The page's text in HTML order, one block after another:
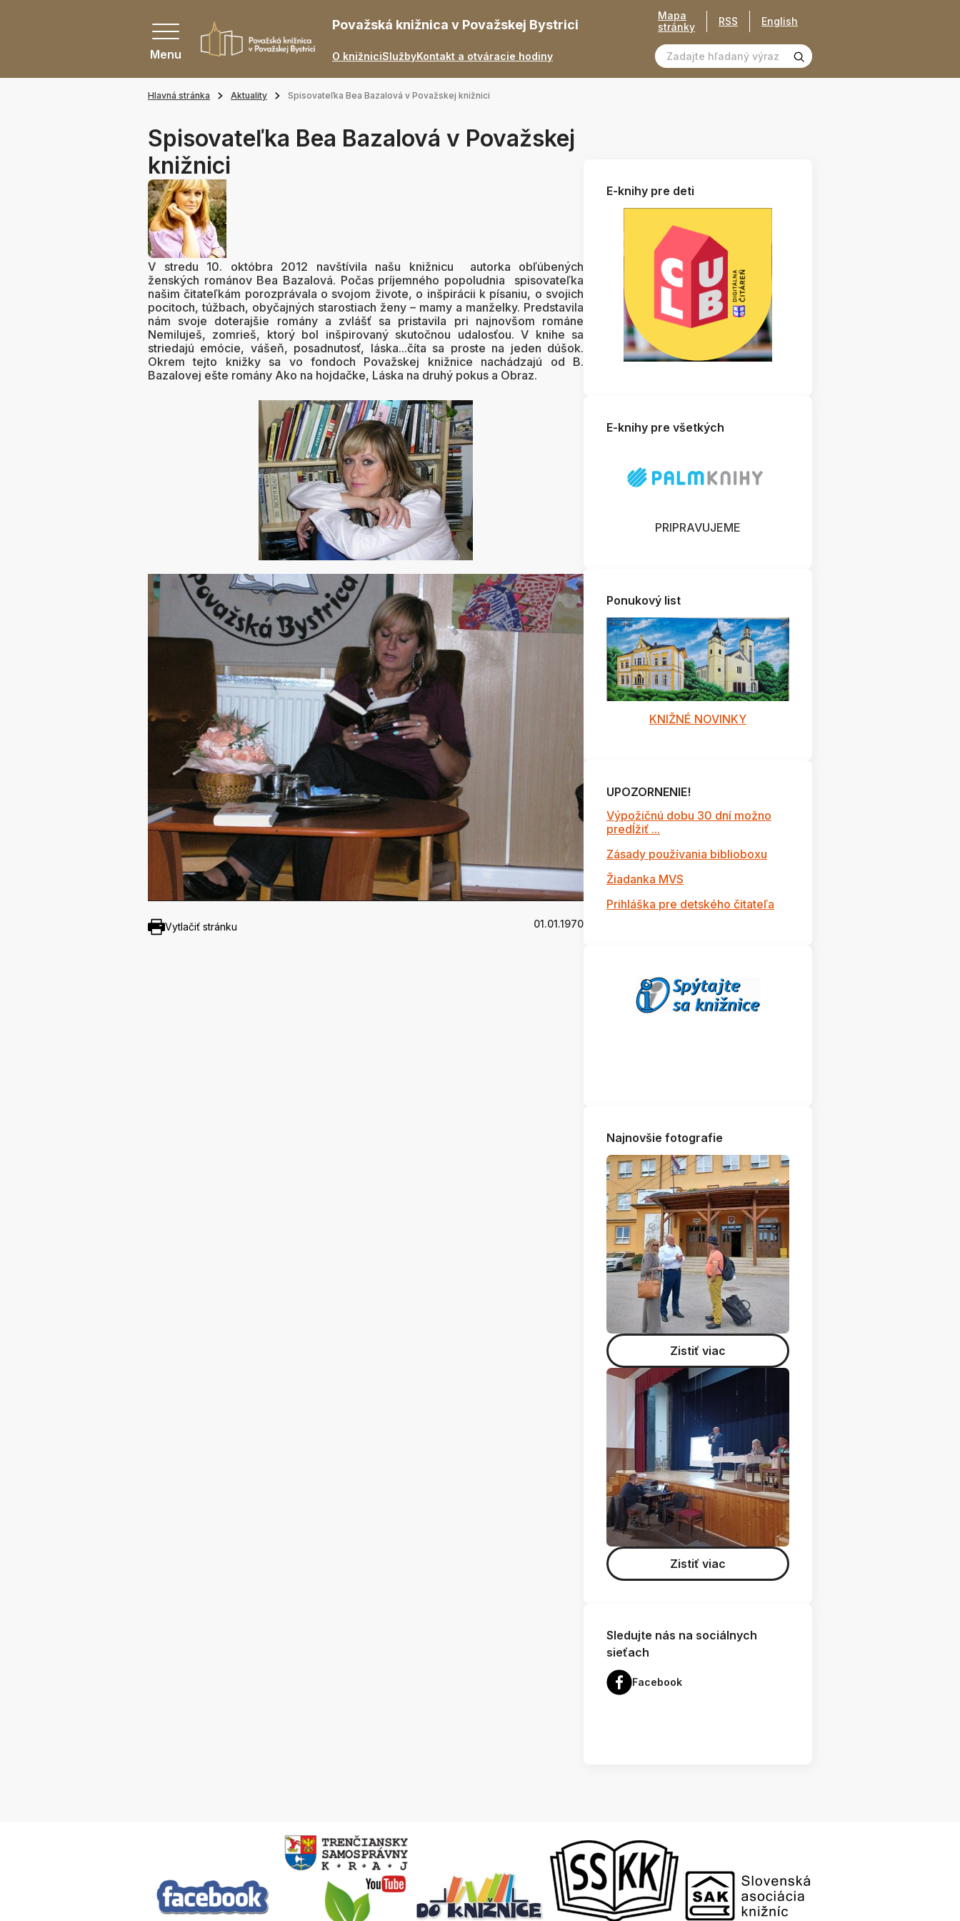
Menu
Považská knižnica v Považskej Bystrici
O knižniciSlužbyKontakt a otváracie hodiny
Mapa
stránky
RSS English
Hlavná stránka Aktuality Spisovateľka Bea Bazalová v Považskej knižnici
Spisovateľka Bea Bazalová v Považskej
knižnici
V stredu 10. októbra 2012 navštívila našu knižnicu autorka obľúbených
ženských románov Bea Bazalová. Počas príjemného popoludnia spisovateľka
našim čitateľkám porozprávala o svojom živote, o inšpirácii k písaniu, o svojich
pocitoch, túžbach, obyčajných starostiach ženy – mamy a manželky. Predstavila
nám svoje doterajšie romány a zvlášť sa pristavila pri najnovšom románe
Nemiluješ, zomrieš, ktorý bol inšpirovaný skutočnou udalosťou. V knihe sa
striedajú emócie, vášeň, posadnutosť, láska...číta sa proste na jeden dúšok.
Okrem tejto knižky sa vo fondoch Považskej knižnice nachádzajú od B.
Bazalovej ešte romány Ako na hojdačke, Láska na druhý pokus a Obraz.
Vytlačiť stránku 01.01.1970
E-knihy pre deti
E-knihy pre všetkých
PRIPRAVUJEME
Ponukový list
KNIŽNÉ NOVINKY
UPOZORNENIE!
Výpožičnú dobu 30 dní možno
predĺžiť ...
Zásady používania biblioboxu
Žiadanka MVS
Prihláška pre detského čitateľa
Najnovšie fotografie
Zistiť viac
Zistiť viac
Sledujte nás na sociálnych
sieťach
Facebook